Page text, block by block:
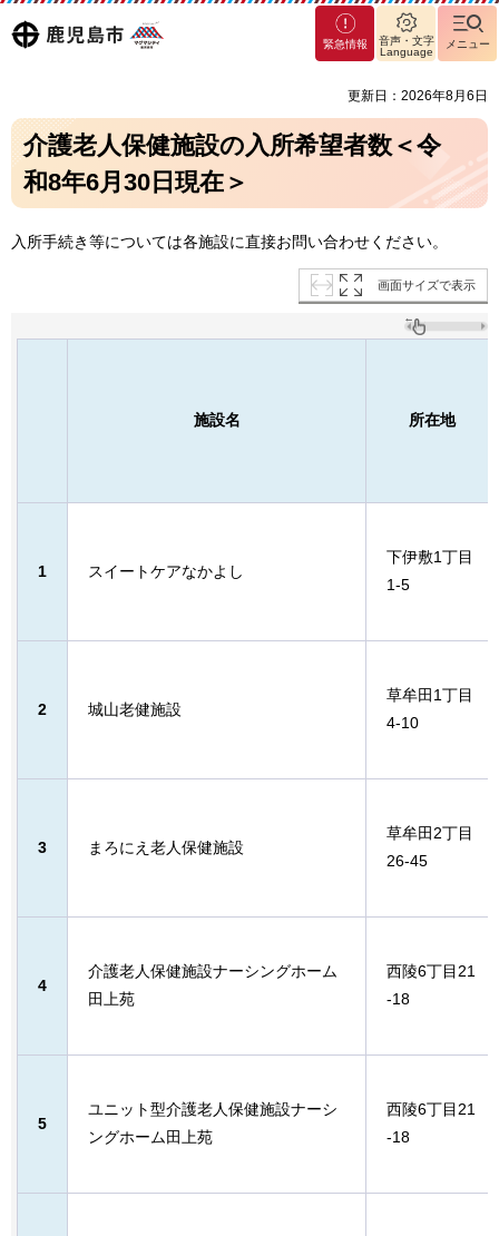
鹿児島
マグ
マシ
緊急情報
音声・文字
Language
メニュー
更新日：2026年8月6日
介護老人保健施設の入所希望者数＜令
和8年6月30日現在＞
入所手続き等については各施設に直接お問い合わせください。
画面サイズで表示
施設名 所在地
1 スイートケアなかよし
下伊敷1丁目
1-5
2 城山老健施設
草牟田1丁目
4-10
3 まろにえ老人保健施設
草牟田2丁目
26-45
4
介護老人保健施設ナーシングホーム
田上苑
西陵6丁目21
-18
5
ユニット型介護老人保健施設ナーシ
ングホーム田上苑
西陵6丁目21
-18